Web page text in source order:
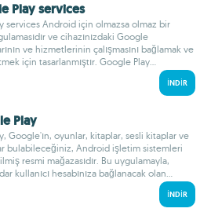
Play services
services Android için olmazsa olmaz bir
ve cihazınızdaki Google
ve hizmetlerinin çalışmasını bağlamak ve
için tasarlanmıştır. Google Play...
İNDIR
Play
Google'ın, oyunlar, kitaplar, sesli kitaplar ve
bulabileceğiniz, Android işletim sistemleri
resmi mağazasıdır. Bu uygulamayla,
kullanıcı hesabınıza bağlanacak olan...
İNDIR